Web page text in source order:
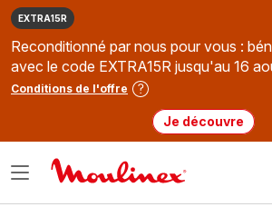
EXTRA15R
Reconditionné par nous pour vous :
avec le code EXTRA15R jusqu'au 16
Conditions de l'offre
Je découvre
Ouvrir